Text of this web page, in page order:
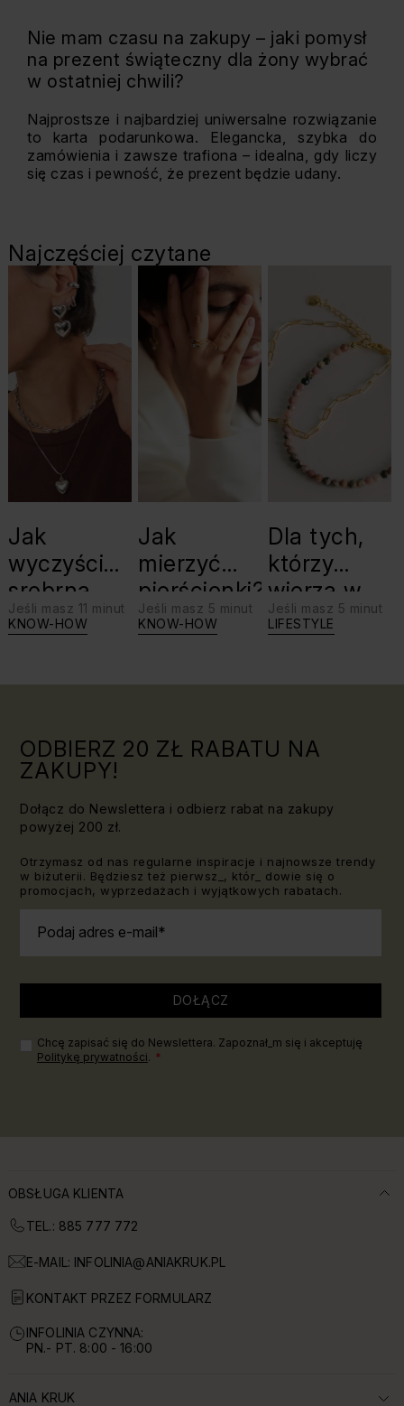
Nie mam czasu na zakupy – jaki pomysł
na prezent świąteczny dla żony wybrać
w ostatniej chwili?
Najprostsze i najbardziej uniwersalne rozwiązanie
to karta podarunkowa. Elegancka, szybka do
zamówienia i zawsze trafiona – idealna, gdy liczy
się czas i pewność, że prezent będzie udany.
Najczęściej czytane
Jak
wyczyścić
srebrną
biżuterię?
Jeśli masz 11 minut
KNOW-HOW
Jak
mierzyć
pierścionki?
Jeśli masz 5 minut
KNOW-HOW
Dla tych,
którzy
wierzą w
swoje siły:
Jeśli masz 5 minut
LIFESTYLE
ODBIERZ 20 ZŁ RABATU NA
ZAKUPY!
Dołącz do Newslettera i odbierz rabat na zakupy
powyżej 200 zł.
Otrzymasz od nas regularne inspiracje i najnowsze trendy
w biżuterii. Będziesz też pierwsz_, któr_ dowie się o
promocjach, wyprzedażach i wyjątkowych rabatach.
Podaj adres e-mail
DOŁĄCZ
Chcę zapisać się do Newslettera. Zapoznał_m się i akceptuję
Politykę prywatności.
OBSŁUGA KLIENTA
TEL.: 885 777 772
E-MAIL: INFOLINIA@ANIAKRUK.PL
KONTAKT PRZEZ FORMULARZ
INFOLINIA CZYNNA:
PN.- PT. 8:00 - 16:00
ANIA KRUK